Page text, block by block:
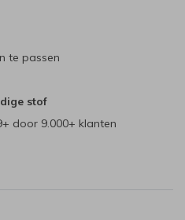
te passen
stof
door 9.000+ klanten